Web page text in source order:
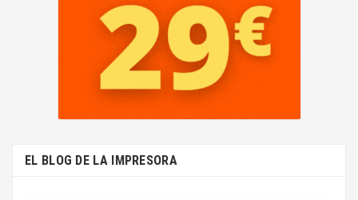
EL BLOG DE LA IMPRESORA